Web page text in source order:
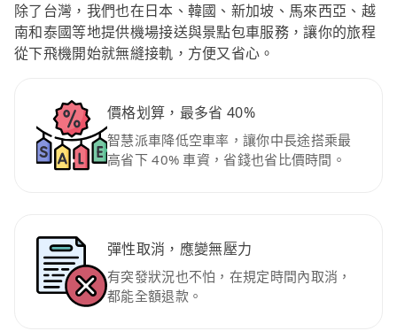
除了台灣，我們也在日本、韓國、新加坡、馬來西亞、越
南和泰國等地提供機場接送與景點包車服務，讓你的旅程
從下飛機開始就無縫接軌，方便又省心。
價格划算，最多省 40%
智慧派車降低空車率，讓你中長途搭乘最
高省下 40% 車資，省錢也省比價時間。
彈性取消，應變無壓力
有突發狀況也不怕，在規定時間內取消，
都能全額退款。